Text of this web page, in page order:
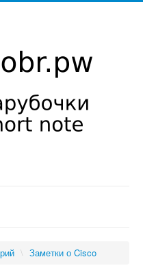
\ Заметки о Cisco